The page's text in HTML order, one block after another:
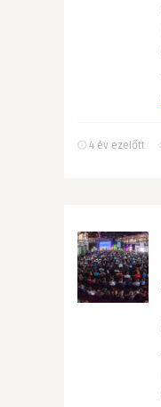
4 év ezelőtt